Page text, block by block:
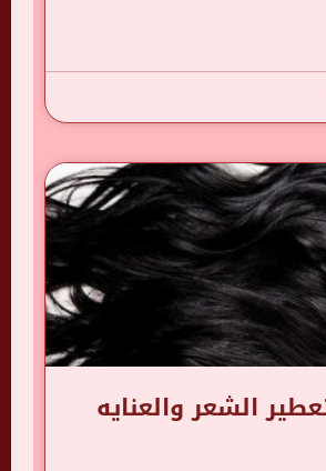
الشعر والعنايه